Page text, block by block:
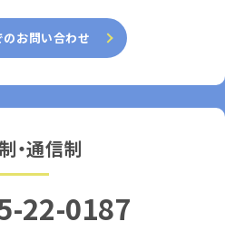
のお問い合わせ
・通信制
22-0187